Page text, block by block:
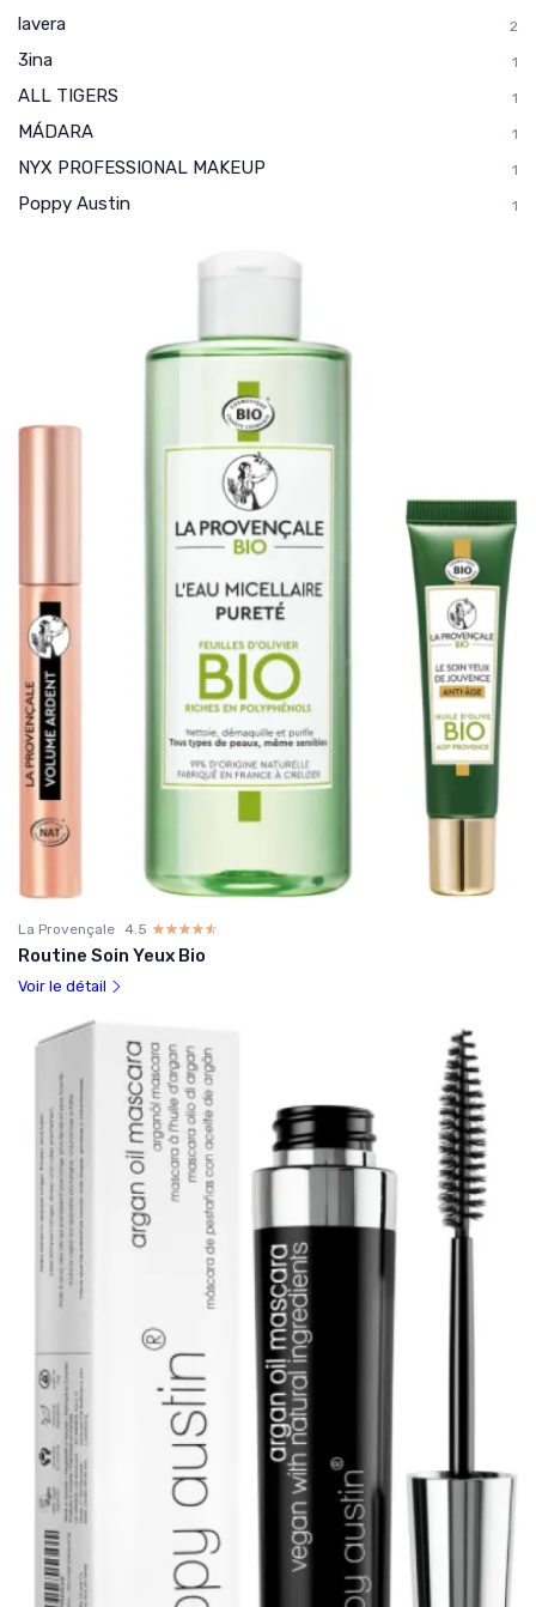
lavera 2
3ina 1
ALL TIGERS 1
MÁDARA 1
NYX PROFESSIONAL MAKEUP 1
Poppy Austin 1
La Provençale 4.5 ☆☆☆☆☆
★★★★★
Routine Soin Yeux Bio
Voir le détail